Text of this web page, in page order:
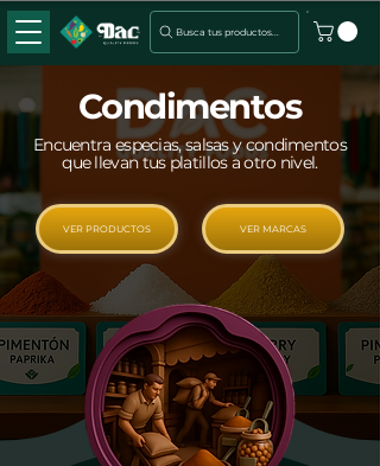
Busca tus productos...
Condimentos
Encuentra especias, salsas y condimentos
que llevan tus platillos a otro nivel.
VER PRODUCTOS VER MARCAS